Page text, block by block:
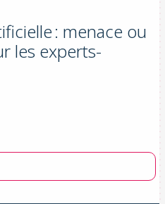
: menace ou
les experts-